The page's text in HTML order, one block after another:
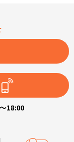
18:00